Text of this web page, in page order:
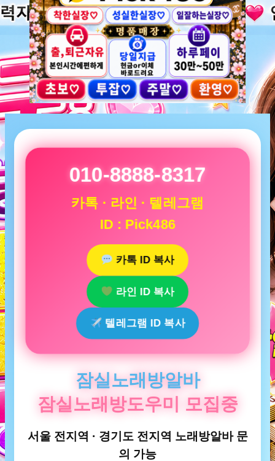
010-8888-8317
카톡 · 라인 · 텔레그램
ID : Pick486
카톡 ID 복사
라인 ID 복사
텔레그램 ID 복사
잠실노래방알바
잠실노래방도우미 모집중
서울 전지역 · 경기도 전지역 노래방알바 문
의 가능